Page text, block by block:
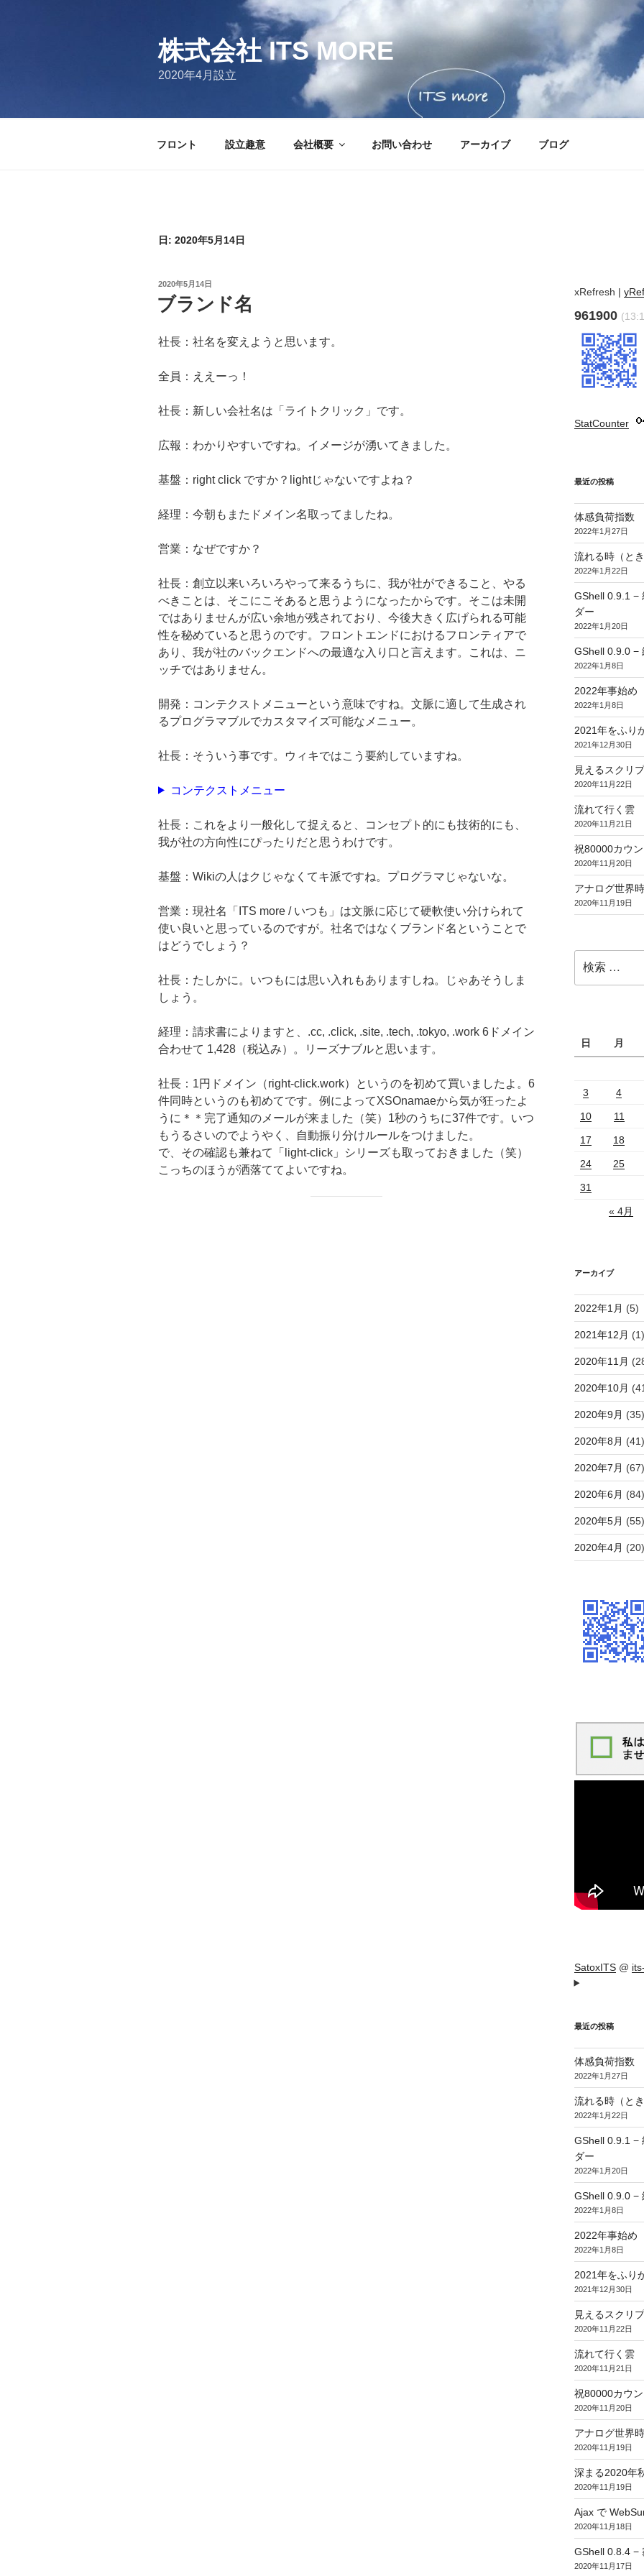
株式会社 ITS MORE
2020年4月設立
フロント 設立趣意 会社概要 お問い合わせ アーカイブ ブログ
日: 2020年5月14日
投
日:
2020年5月14日
ブランド名
社長：社名を変えようと思います。
全員：ええーっ！
社長：新しい会社名は「ライトクリック」です。
広報：わかりやすいですね。イメージが湧いてきました。
基盤：right click ですか？lightじゃないですよね？
経理：今朝もまたドメイン名取ってましたね。
営業：なぜですか？
社長：創立以来いろいろやって来るうちに、我が社ができること、やる
べきことは、そこにこそあると思うようになったからです。そこは未開
ではありませんが広い余地が残されており、今後大きく広げられる可能
性を秘めていると思うのです。フロントエンドにおけるフロンティアで
あり、我が社のバックエンドへの最適な入り口と言えます。これは、ニ
ッチではありません。
開発：コンテクストメニューという意味ですね。文脈に適して生成され
るプログラマブルでカスタマイズ可能なメニュー。
社長：そういう事です。ウィキではこう要約していますね。
コンテクストメニュー
社長：これをより一般化して捉えると、コンセプト的にも技術的にも、
我が社の方向性にぴったりだと思うわけです。
基盤：Wikiの人はクじゃなくてキ派ですね。プログラマじゃないな。
営業：現社名「ITS more / いつも」は文脈に応じて硬軟使い分けられて
使い良いと思っているのですが。社名ではなくブランド名ということで
はどうでしょう？
社長：たしかに。いつもには思い入れもありますしね。じゃあそうしま
しょう。
経理：請求書によりますと、.cc, .click, .site, .tech, .tokyo, .work 6ドメイン
合わせて 1,428（税込み）。リーズナブルと思います。
社長：1円ドメイン（right-click.work）というのを初めて買いましたよ。6
件同時というのも初めてです。例によってXSOnamaeから気が狂ったよ
うに＊＊完了通知のメールが来ました（笑）1秒のうちに37件です。いつ
もうるさいのでようやく、自動振り分けルールをつけました。
で、その確認も兼ねて「light-click」シリーズも取っておきました（笑）
こっちのほうが洒落ててよいですね。
xRefresh |
961900
StatCounter:
最近の投稿
体感負荷指数
2022年1月27日
流れる時（と
2022年1月22日
GShell 0.9.1 −
ダー
2022年1月20日
GShell 0.9.0 −
2022年1月8日
2022年事始め
2022年1月8日
2021年をふり
2021年12月30日
見えるスクリ
2020年11月22日
流れて行く雲
2020年11月21日
祝80000カウ
2020年11月20日
アナログ世界
2020年11月19日
索:
日
月
3 4
10 11
17 18
24 25
31
« 4月
アーカイブ
2022年1月 (5)
2021年12月 (1)
2020年11月
2020年10月
2020年9月 (35)
2020年8月 (41)
2020年7月 (67)
2020年6月 (84)
2020年5月 (55)
2020年4月 (20)
SatoxITS@
最近の投稿
体感負荷指数
2022年1月27日
流れる時（と
2022年1月22日
GShell 0.9.1 −
ダー
2022年1月20日
GShell 0.9.0 −
2022年1月8日
2022年事始め
2022年1月8日
2021年をふり
2021年12月30日
見えるスクリ
2020年11月22日
流れて行く雲
2020年11月21日
祝80000カウ
2020年11月20日
アナログ世界
2020年11月19日
深まる2020年
2020年11月19日
Ajax で
2020年11月18日
GShell 0.8.4 −
2020年11月17日